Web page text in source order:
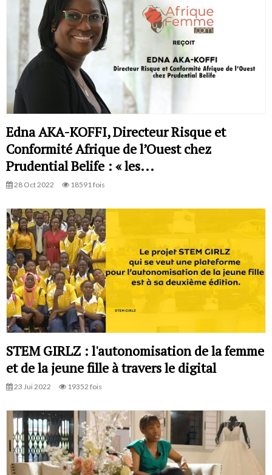
Edna AKA-KOFFI, Directeur Risque et
Conformité Afrique de l’Ouest chez
Prudential Belife : « les...
28 Oct 2022 18591 fois
STEM GIRLZ : l'autonomisation de la femme
et de la jeune fille à travers le digital
23 Jui 2022 19352 fois